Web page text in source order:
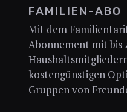
FAMILIEN-ABO
Mit dem
Abonnement mit bis
kostengünstigen
Gruppen von